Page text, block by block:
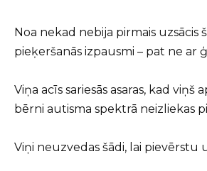
Noa nekad nebija pirmais uzsācis
pieķeršanās izpausmi – pat ne ar
Viņa acīs sariesās asaras, kad viņš
bērni autisma spektrā neizliekas
Viņi neuzvedas šādi, lai pievērstu